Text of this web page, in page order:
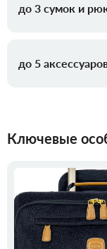
до 3 сумок и
до 5
Ключевые